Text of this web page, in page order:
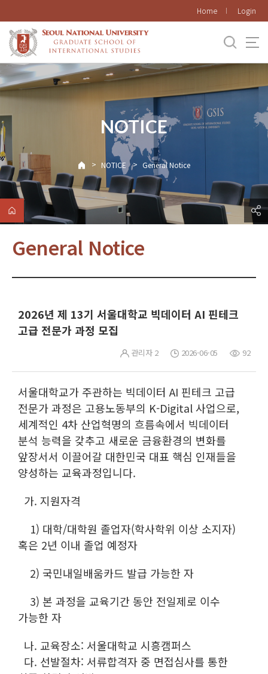
메뉴
Home Login
NOTICE
> NOTICE > General Notice
General Notice
2026년 제 13기 서울대학교 빅데이터 AI 핀테크
고급 전문가 과정 모집
관리자 2 2026-06-05 92
서울대학교가 주관하는 빅데이터 AI 핀테크 고급
전문가 과정은 고용노동부의 K-Digital 사업으로,
세계적인 4차 산업혁명의 흐름속에서 빅데이터
분석 능력을 갖추고 새로운 금융환경의 변화를
앞장서서 이끌어갈 대한민국 대표 핵심 인재들을
양성하는 교육과정입니다.
가. 지원자격
1) 대학/대학원 졸업자(학사학위 이상 소지자)
혹은 2년 이내 졸업 예정자
2) 국민내일배움카드 발급 가능한 자
3) 본 과정을 교육기간 동안 전일제로 이수
가능한 자
나. 교육장소: 서울대학교 시흥캠퍼스
다. 선발절차: 서류합격자 중 면접심사를 통한